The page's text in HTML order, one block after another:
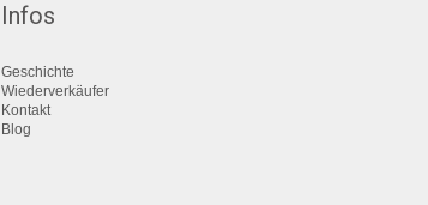
Infos
Geschichte
Wiederverkäufer
Kontakt
Blog